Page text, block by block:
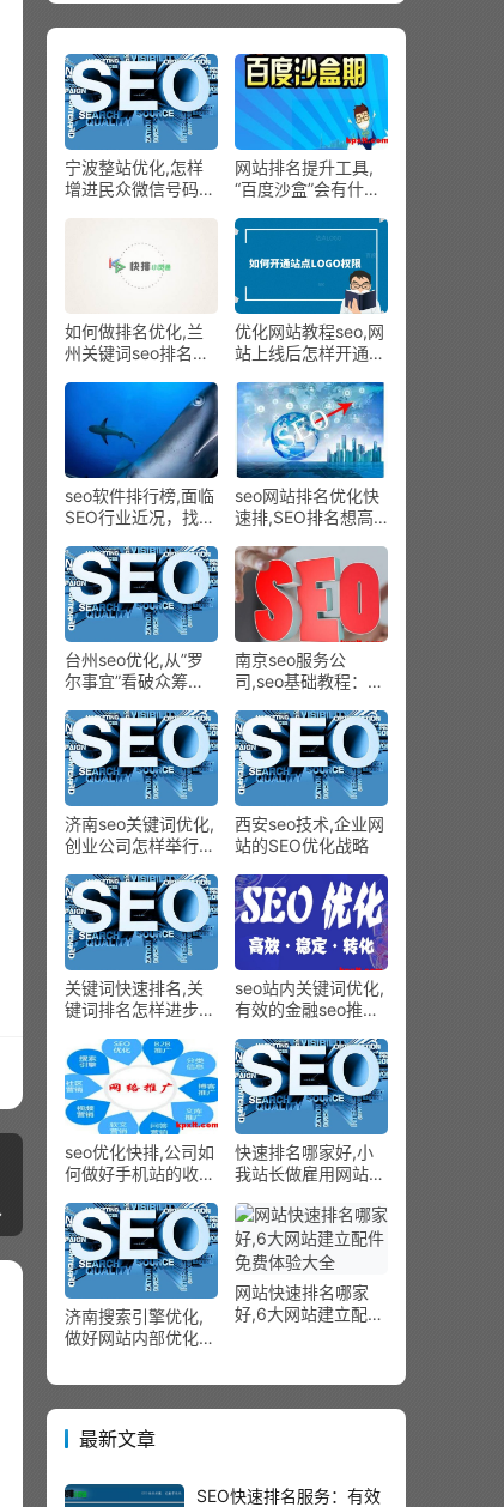
宁波整站优化,怎样
增进民众微信号码
网站排名提升工具,
“百度沙盒”会有什么
如何做排名优化,兰
州关键词seo排名之
优化网站教程seo,网
站上线后怎样开通站
seo软件排行榜,面临
SEO行业近况，找优
seo网站排名优化快
速排,SEO排名想高
意的
台州seo优化,从”罗
尔事宜”看破众筹营
情怀
南京seo服务公
司,seo基础教程：网
维度
济南seo关键词优化,
创业公司怎样举行周
是个不错的挑选！
西安seo技术,企业网
站的SEO优化战略
关键词快速排名,关
键词排名怎样进步贴
seo站内关键词优化,
有效的金融seo推行
seo优化快排,公司如
何做好手机站的收集
快速排名哪家好,小
我站长做雇用网站支
济南搜索引擎优化,
做好网站内部优化让
网站快速排名哪家
好,6大网站建立配件
最新文章
SEO快速排名服务：有效